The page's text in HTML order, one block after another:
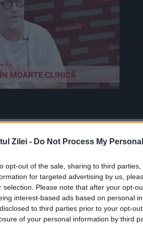
Zilei - Do Not Process My
opt-out of the sale, sharing to third
for targeted advertising by us,
selection. Please note that after your opt-
interest-based ads based on personal
to third parties prior to your opt-
of your personal information by third
Realitatea Plus
a sancțiunii
vizat modul în care
și a fost executată pe 1